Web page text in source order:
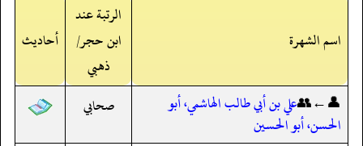
اسم الشهرة
الرتبة عند
ابن حجر/
ذهبي
أحاديث
👤←👥علي بن أبي طالب الهاشمي، أبو
الحسن، أبو الحسين
صحابي